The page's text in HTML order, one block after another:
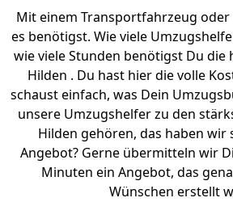
Mit einem Transportfahrzeug oder
es benötigst. Wie viele
wie viele Stunden benötigst Du die
Hilden . Du hast hier die volle
schaust einfach, was Dein
unsere Umzugshelfer zu den
Hilden gehören, das haben wir
Angebot? Gerne übermitteln wir
Minuten ein Angebot, das
Wünschen erstellt